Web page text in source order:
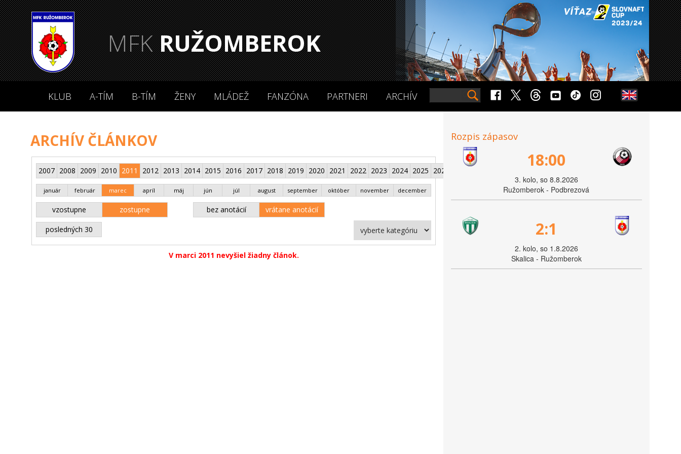
MFKRUŽOMBEROK
KLUB A-TÍM B-TÍM ŽENY MLÁDEŽ FANZÓNA PARTNERI ARCHÍV
ARCHÍV ČLÁNKOV
2007 2008 2009 2010 2011 2012 2013 2014 2015 2016 2017 2018 2019 2020 2021 2022 2023 2024 2025 2026
január február marec apríl máj jún júl august september október november december
vzostupne zostupne bez anotácií vrátane anotácií
posledných 30
V marci 2011 nevyšiel žiadny článok.
Rozpis zápasov
18:00
3. kolo, so 8.8.2026
Ružomberok - Podbrezová
2:1
2. kolo, so 1.8.2026
Skalica - Ružomberok